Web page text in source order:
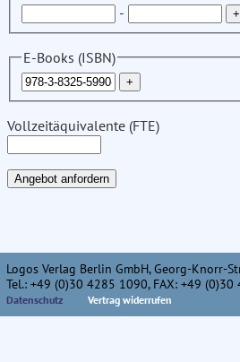
-
E-Books (ISBN)
Vollzeitäquivalente (FTE)
Logos Verlag Berlin GmbH, Georg-Knorr-
Tel.: +49 (0)30 4285 1090, FAX: +49
Datenschutz Vertrag widerrufen